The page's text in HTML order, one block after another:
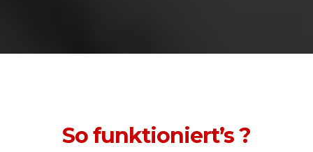
So funktioniert’s ?